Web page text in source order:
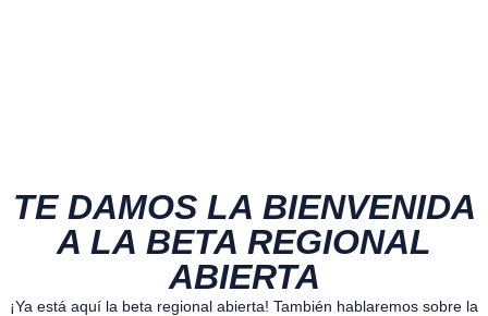
TE DAMOS LA BIENVENIDA
A LA BETA REGIONAL
ABIERTA
¡Ya está aquí la beta regional abierta! También hablaremos sobre la